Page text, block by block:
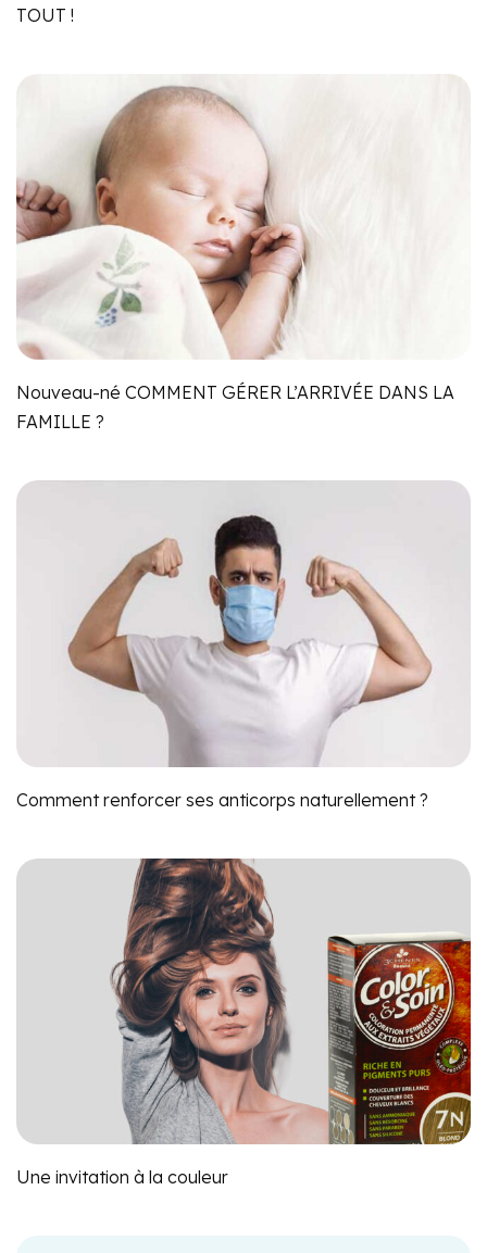
TOUT !
Nouveau-né COMMENT GÉRER L’ARRIVÉE DANS LA
FAMILLE ?
Comment renforcer ses anticorps naturellement ?
Une invitation à la couleur